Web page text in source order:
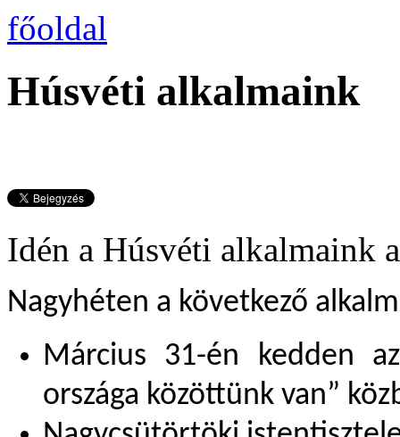
főoldal
Húsvéti alkalmaink
Idén a Húsvéti alkalmaink
Nagyhéten a következő
Március 31-én kedden
országa közöttünk van”